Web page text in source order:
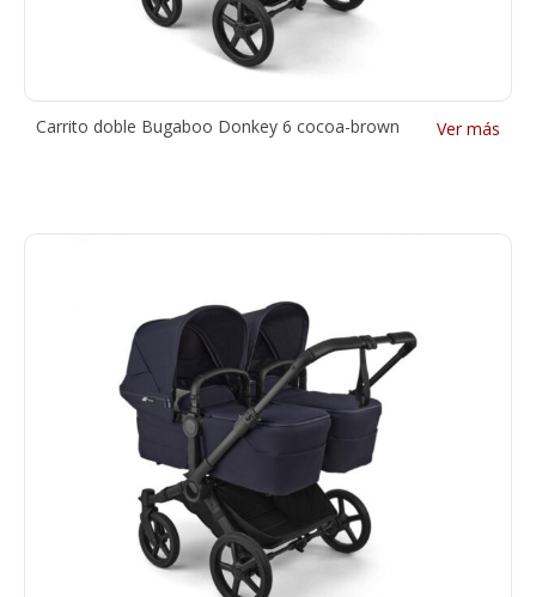
Carrito doble Bugaboo Donkey 6 cocoa-brown Ver más